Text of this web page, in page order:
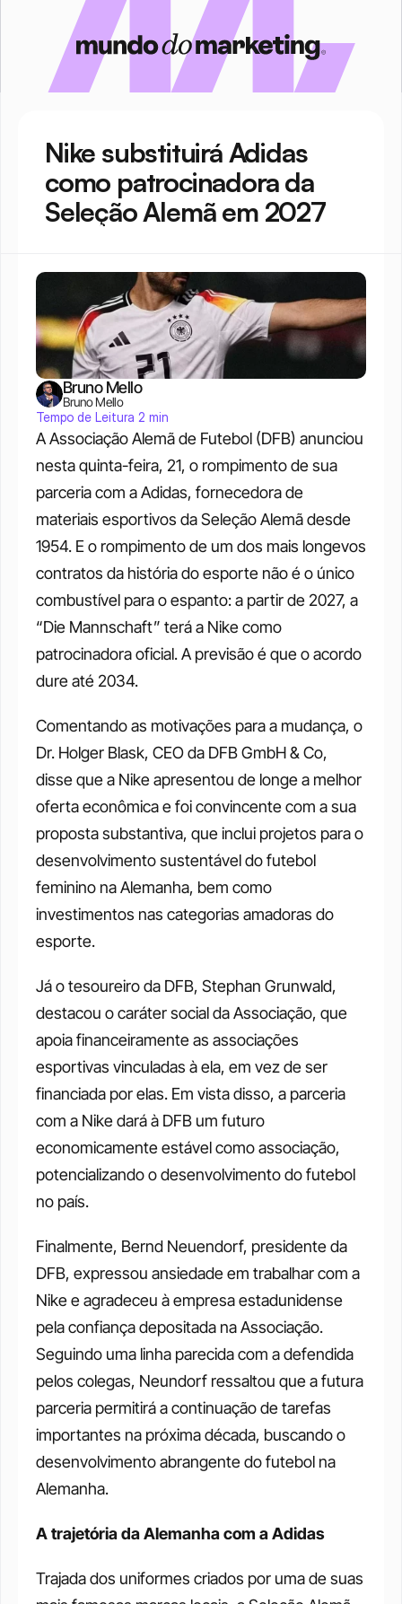
Nike substituirá Adidas
como patrocinadora da
Seleção Alemã em 2027
A Associação Alemã de Futebol (DFB) anunciou
nesta quinta-feira, 21, o rompimento de sua
parceria com a Adidas, fornecedora de
materiais esportivos da Seleção Alemã desde
1954. E o rompimento de um dos mais longevos
contratos da história do esporte não é o único
combustível para o espanto: a partir de 2027, a
“Die Mannschaft” terá a Nike como
patrocinadora oficial. A previsão é que o acordo
dure até 2034.
Comentando as motivações para a mudança, o
Dr. Holger Blask, CEO da DFB GmbH & Co,
disse que a Nike apresentou de longe a melhor
oferta econômica e foi convincente com a sua
proposta substantiva, que inclui projetos para o
desenvolvimento sustentável do futebol
feminino na Alemanha, bem como
investimentos nas categorias amadoras do
esporte.
Já o tesoureiro da DFB, Stephan Grunwald,
destacou o caráter social da Associação, que
apoia financeiramente as associações
esportivas vinculadas à ela, em vez de ser
financiada por elas. Em vista disso, a parceria
com a Nike dará à DFB um futuro
economicamente estável como associação,
potencializando o desenvolvimento do futebol
no país.
Finalmente, Bernd Neuendorf, presidente da
DFB, expressou ansiedade em trabalhar com a
Nike e agradeceu à empresa estadunidense
pela confiança depositada na Associação.
Seguindo uma linha parecida com a defendida
pelos colegas, Neundorf ressaltou que a futura
parceria permitirá a continuação de tarefas
importantes na próxima década, buscando o
desenvolvimento abrangente do futebol na
Alemanha.
A trajetória da Alemanha com a Adidas
Trajada dos uniformes criados por uma de suas
Bruno Mello
Bruno Mello
Tempo de Leitura 2 min